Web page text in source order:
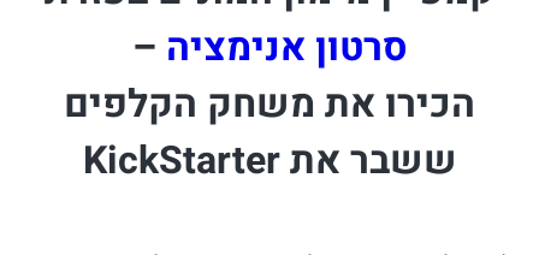
סרטון אנימציה –
הכירו את משחק הקלפים
ששבר את KickStarter